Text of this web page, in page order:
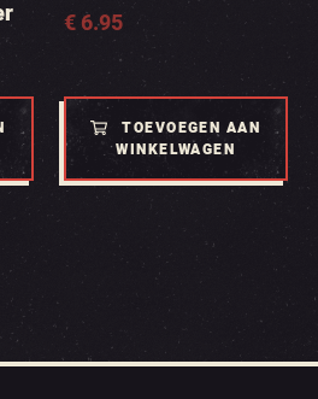
€6.95
TOEVOEGEN AAN
WINKELWAGEN